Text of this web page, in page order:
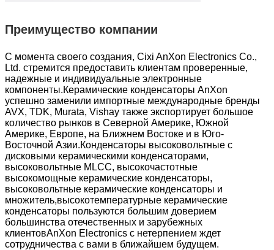
Преимущество компании
С момента своего создания, Cixi AnXon Electronics Co.,
Ltd. стремится предоставить клиентам проверенные,
надежные и индивидуальные электронные
компоненты.Керамические конденсаторы AnXon
успешно заменили импортные международные бренды
AVX, TDK, Murata, Vishay также экспортирует большое
количество рынков в Северной Америке, Южной
Америке, Европе, на Ближнем Востоке и в Юго-
Восточной Азии.Конденсаторы высоковольтные с
дисковыми керамическими конденсаторами,
высоковольтные MLCC, высокочастотные
высокомощные керамические конденсаторы,
высоковольтные керамические конденсаторы и
множитель,высокотемпературные керамические
конденсаторы пользуются большим доверием
большинства отечественных и зарубежных
клиентовAnXon Electronics с нетерпением ждет
сотрудничества с вами в ближайшем будущем.